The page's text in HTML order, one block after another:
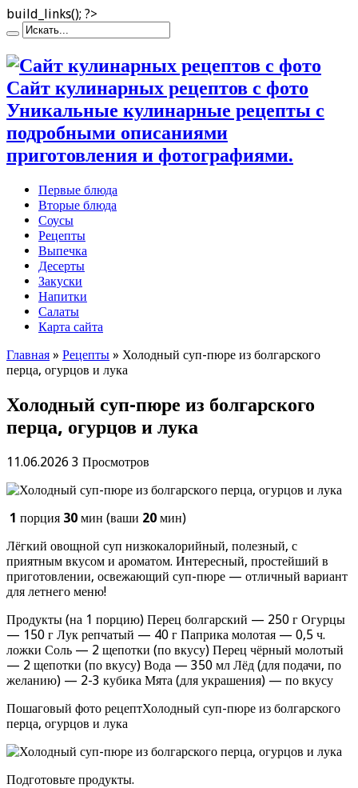
build_links(); ?>
Сайт кулинарных рецептов с фото
Уникальные кулинарные рецепты с
подробными описаниями
приготовления и фотографиями.
Первые блюда
Вторые блюда
Соусы
Рецепты
Выпечка
Десерты
Закуски
Напитки
Салаты
Карта сайта
Главная » Рецепты » Холодный суп-пюре из болгарского
перца, огурцов и лука
Холодный суп-пюре из болгарского
перца, огурцов и лука
11.06.2026 3 Просмотров
1 порция 30 мин (ваши 20 мин)
Лёгкий овощной суп низкокалорийный, полезный, с
приятным вкусом и ароматом. Интересный, простейший в
приготовлении, освежающий суп-пюре — отличный вариант
для летнего меню!
Продукты (на 1 порцию) Перец болгарский — 250 г Огурцы
— 150 г Лук репчатый — 40 г Паприка молотая — 0,5 ч.
ложки Соль — 2 щепотки (по вкусу) Перец чёрный молотый
— 2 щепотки (по вкусу) Вода — 350 мл Лёд (для подачи, по
желанию) — 2-3 кубика Мята (для украшения) — по вкусу
Пошаговый фото рецептХолодный суп-пюре из болгарского
перца, огурцов и лука
Подготовьте продукты.